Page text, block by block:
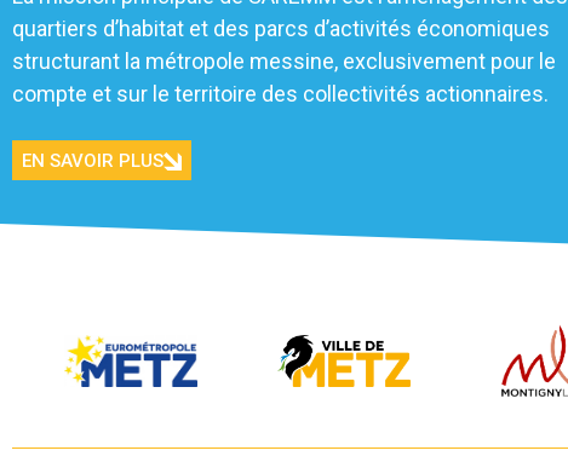
quartiers d’habitat et des parcs d’activités économiques
structurant la métropole messine, exclusivement pour le
compte et sur le territoire des collectivités actionnaires.
EN SAVOIR PLUS